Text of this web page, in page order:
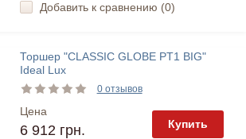
Добавить к сравнению (0)
Торшер "CLASSIC GLOBE PT1 BIG"
Ideal Lux
0 отзывов
Цена
6 912 грн. Купить